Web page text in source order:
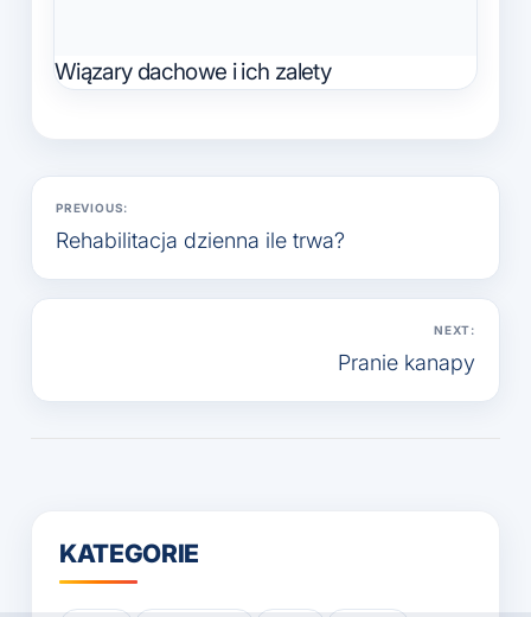
Wiązary dachowe i ich zalety
Nawigacja
wpisu
PREVIOUS:
Rehabilitacja dzienna ile trwa?
NEXT:
Pranie kanapy
KATEGORIE